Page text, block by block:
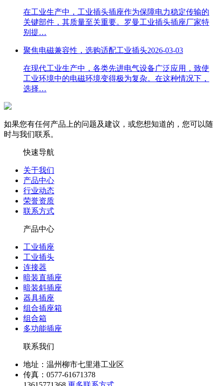
在工业生产中，工业插头插座作为保障电力稳定传输的
关键部件，其质量至关重要。罗曼工业插头插座厂家特
别提…
聚焦电磁兼容性，选购适配工业插头2026-03-03
在现代工业生产中，各类先进电气设备广泛应用，致使
工业环境中的电磁环境变得极为复杂。在这种情况下，
选择…
如果您有任何产品上的问题及建议，或您想知道的，您可以随
时与我们联系。
快速导航
关于我们
产品中心
行业动态
荣誉资质
联系方式
产品中心
工业插座
工业插头
连接器
暗装直插座
暗装斜插座
器具插座
组合插座箱
组合箱
多功能插座
联系我们
地址：温州柳市七里港工业区
传真：0577-61671378